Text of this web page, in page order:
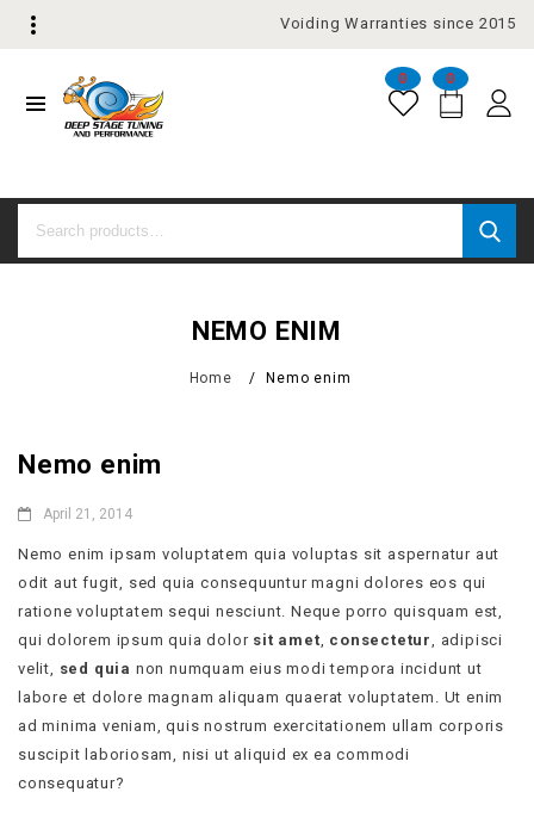
Voiding Warranties since 2015
0
0
NEMO ENIM
Home / Nemo enim
Nemo enim
April 21, 2014
Nemo enim ipsam voluptatem quia voluptas sit aspernatur aut
odit aut fugit, sed quia consequuntur magni dolores eos qui
ratione voluptatem sequi nesciunt. Neque porro quisquam est,
qui dolorem ipsum quia dolor sit amet, consectetur, adipisci
velit, sed quia non numquam eius modi tempora incidunt ut
labore et dolore magnam aliquam quaerat voluptatem. Ut enim
ad minima veniam, quis nostrum exercitationem ullam corporis
suscipit laboriosam, nisi ut aliquid ex ea commodi
consequatur?